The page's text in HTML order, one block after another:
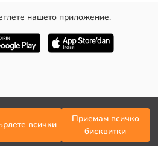
всички
Приемам всичко
бисквитки
на тъканта им, като
й пренася модата от 70-те години
нашето приложение.